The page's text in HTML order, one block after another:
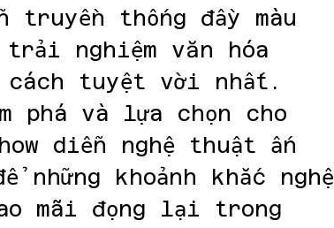
truyền thống đầy màu
trải nghiệm văn hóa
cách tuyệt vời nhất.
phá và lựa chọn cho
diễn nghệ thuật ấn
những khoảnh khắc nghệ
mãi đọng lại trong